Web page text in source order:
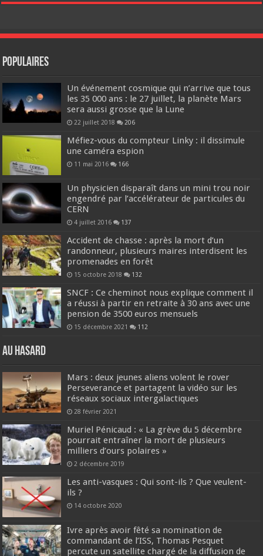
Populaires
Un événement cosmique qui n’arrive que tous
les 35 000 ans : le 27 juillet, la planète Mars
sera aussi grosse que la Lune
22 juillet 2018 206
Méfiez-vous du compteur Linky : il dissimule
une caméra espion
11 mai 2016 166
Un physicien disparaît dans un mini trou noir
engendré par l’accélérateur de particules du
CERN
4 juillet 2016 137
Accident de chasse : après la mort d’un
randonneur, plusieurs maires interdisent les
promenades en forêt
15 octobre 2018 132
SNCF : Ce cheminot nous explique comment il
a réussi à partir en retraite à 30 ans avec une
pension de 3500 euros mensuels
15 décembre 2021 112
Au hasard
Mars : deux jeunes aliens volent le rover
Perseverance et partagent la vidéo sur les
réseaux sociaux intergalactiques
28 février 2021
Muriel Pénicaud : « La grève du 5 décembre
pourrait entraîner la mort de plusieurs
milliers d’ours polaires »
2 décembre 2019
Les anti-vasques : Qui sont-ils ? Que veulent-
ils ?
14 octobre 2020
Ivre après avoir fêté sa nomination de
commandant de l’ISS, Thomas Pesquet
percute un satellite chargé de la diffusion de